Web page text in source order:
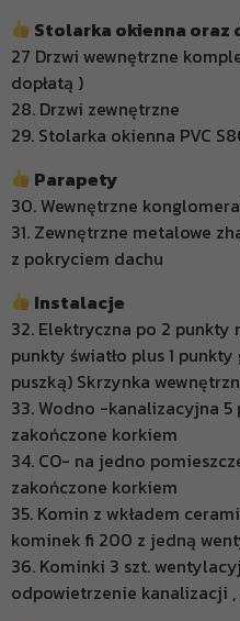
Stolarka okienna oraz
27 Drzwi wewnętrzne
dopłatą )
28. Drzwi zewnętrzne
29. Stolarka okienna PVC
Parapety
30. Wewnętrzne
31. Zewnętrzne metalowe
z pokryciem dachu
Instalacje
32. Elektryczna po 2 punkty
punkty światło plus 1
puszką) Skrzynka
33. Wodno -kanalizacyjna 5
zakończone korkiem
34. CO- na jedno
zakończone korkiem
35. Komin z wkładem
kominek fi 200 z jedną
36. Kominki 3 szt.
odpowietrzenie kanalizacji